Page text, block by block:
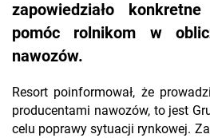
zapowiedziało
pomóc rolnikom w
nawozów.
Resort poinformował, że
producentami nawozów, to jest
celu poprawy sytuacji rynkowej.